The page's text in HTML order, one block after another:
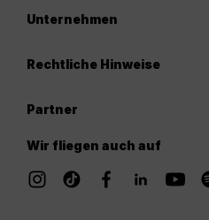
Unternehmen
Rechtliche Hinweise
Partner
Wir fliegen auch auf